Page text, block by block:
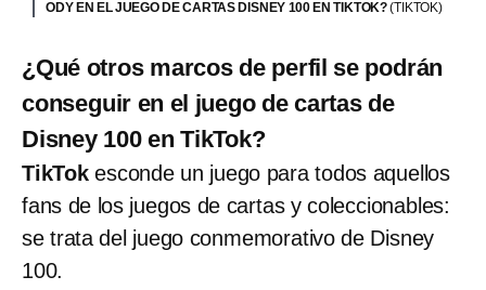
ODY EN EL JUEGO DE CARTAS DISNEY 100 EN TIKTOK?(TIKTOK)
¿Qué otros marcos de perfil se podrán
conseguir en el juego de cartas de
Disney 100 en TikTok?
TikTokesconde un juego para todos aquellos
fans de los juegos de cartas y coleccionables:
se trata del juego conmemorativo de Disney
100.